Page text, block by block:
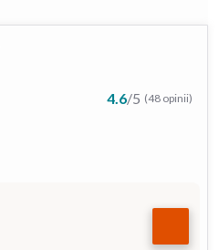
4.6/5 (48 opinii)